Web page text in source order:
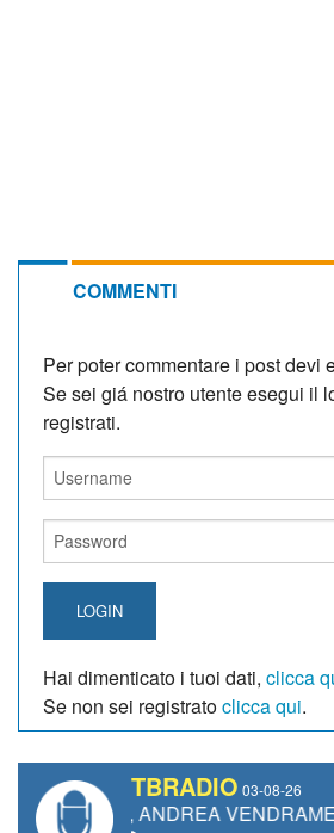
COMMENTI
Per poter commentare i post devi
Se sei giá nostro utente esegui il
registrati.
LOGIN
Hai dimenticato i tuoi dati, clicca
Se non sei registratoclicca qui.
TBRADIO 03-08-26
ANDREA VENDRAME, FILIPPO